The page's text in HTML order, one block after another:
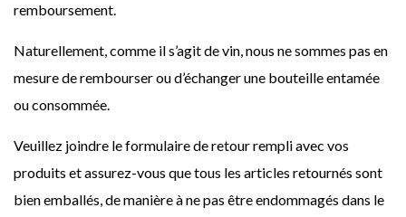
remboursement.
Naturellement, comme il s’agit de vin, nous ne sommes pas en
mesure de rembourser ou d’échanger une bouteille entamée
ou consommée.
Veuillez joindre le formulaire de retour rempli avec vos
produits et assurez-vous que tous les articles retournés sont
bien emballés, de manière à ne pas être endommagés dans le